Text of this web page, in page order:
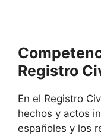
Registro
En el Registro
hechos y actos
españoles y los